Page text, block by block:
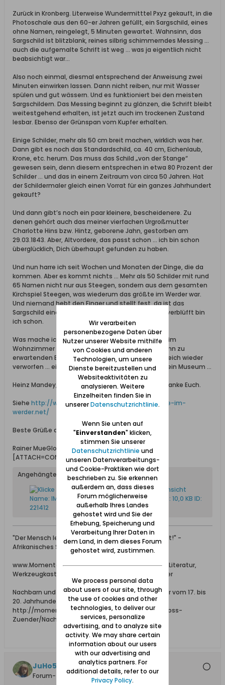
Zurück in Kronberg. Literweise Wundermitttel Pxyz gekauft, in die
Photoschale aus den 60-er Jahren gefüllt, ein Sargschild, eines
ohne Namen, reingelegt, 5 Minuten gewartet. Wahnsinn, das
Sargschild ist blitzblank, reines silbrig schimmerndes Messing ...
auch die aufgemalte Schrift ist weg … was ja eigentlich nicht
beabsichtigt war...
Also noch einmal, diesmal entsprechend der Anweisung zwei
Minuten einwirken lassen. Dann nicht reiben, nur mit Wasser
spülen und gut wässern. Und es funktioniert bei den meisten
Sargschildern. Das Messing beginnt zu glänzen, die Schrift bleibt
weitestgehend erhalten, ist jetzt auch im trockenen Zustand
lesbar. Ebenso der Grünspan vom Kupfer erhalten.
Einige Schilder, mehr als 50 cm breit machen, wirklich was her.
Dann gibt es noch das Standardschild, ca. 40 cm, Eichenlaub,
Krone, etc. herum. Das muss das Schild „von der Stange“
gewesen sein, denn diesem entsprechen in etwa 80 Prozent der
Schilder … und das in einem Zeitraum von circa 50 Jahren. Hat
der Schildermaler gleich einen Vorrat für ein ganzes Jahrhundert
gekauft?
Und dann gibt’s noch ein paar kleinere, bescheidenere. Zu
denen gehört auch das meiner vierfachen Urgroßmutter
Charlotte Hins bzw. Hintz, geborene Jahn, gestorben am
29.03.1843. Aber, Altvordere, das passt schon … ich bin schon
überglücklich, Dich überhaupt gefunden zu haben.
Und nun harre ich seit Wochen und Monaten der Dinge, die da
kommen. Aber es kommt nichts … Mehr als 50 Schilder mit rund
65 Namen nicht nur aus Steegen, sondern aus dem gesamten
Kirchspiel Steegen, was wiederum das größte im Werder war.
Und niemand hebt den Finger und stellt fest, da ist das
Sargschild eines meiner Vorfahren … ein bisschen verblüfft bin
ich schon.
Was mache ich nun mit den Schildern? Eine Wand im
Wohnzimmer mit ihnen zu tapezieren? Ob des dann zu
erwartenden Ehekrachs habe ich den Gedanken gleich wieder
verworfen … eigentlich gehören sie irgendwann in ein Museum …
Heinz Mandey, Heinz Pohl, Wolfgang aasgard, ich danke Euch.
Siehe http://www.sargschilder-steegen.momente-im-
werder.net/
Beste Grüße aus dem heißen Dakar,
Rainer MueGlo
[ATTACH=CONFIG]9183[/ATTACH]
Angehängte Dateien
"Der Mensch lebt, so lange man sich seiner erinnert!" -
Afrikanisches Sprichwort
www.Momente-im-Werder.net --- Adressbücher, Literatur,
Werkzeugkasten und Momente im Danziger Werder
Nachbarn und Hofbesitzer in Groß und Klein Zünder vom 17. bis
20. Jahrhundert:
http://momente-im-werder.net/01_Offen/31_Gross-
Zuender/Nachbarn-GrZ-KlZ/index.htm
JuHo54
Forum-Teilnehmer
Wir verarbeiten
personenbezogene Daten über
Nutzer unserer Website mithilfe
von Cookies und anderen
Technologien, um unsere
Dienste bereitzustellen und
Websiteaktivitäten zu
analysieren. Weitere
Einzelheiten finden Sie in
unsererDatenschutzrichtlinie.
Wenn Sie unten auf
"Einverstanden" klicken,
stimmen Sie unserer
Datenschutzrichtlinie und
unseren Datenverarbeitungs-
und Cookie-Praktiken wie dort
beschrieben zu. Sie erkennen
außerdem an, dass dieses
Forum möglicherweise
außerhalb Ihres Landes
gehostet wird und Sie der
Erhebung, Speicherung und
Verarbeitung Ihrer Daten in
dem Land, in dem dieses Forum
gehostet wird, zustimmen.
We process personal data
about users of our site, through
the use of cookies and other
technologies, to deliver our
services, personalize
advertising, and to analyze site
activity. We may share certain
information about our users
with our advertising and
analytics partners. For
additional details, refer to our
Privacy Policy.